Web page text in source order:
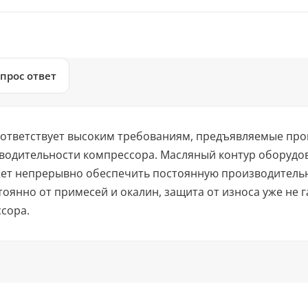
ответ
высоким требованиям, предъявляемые
компрессора. Масляный контур
непрерывно обеспечить постоянную
от примесей и окалин, защита от износа уже не